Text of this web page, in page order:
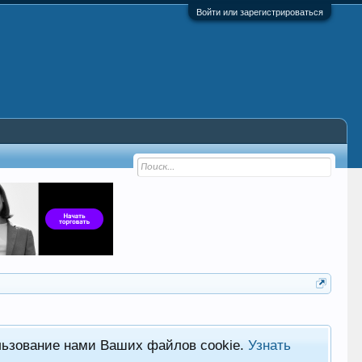
Войти или зарегистрироваться
нами Ваших файлов cookie.Узнать